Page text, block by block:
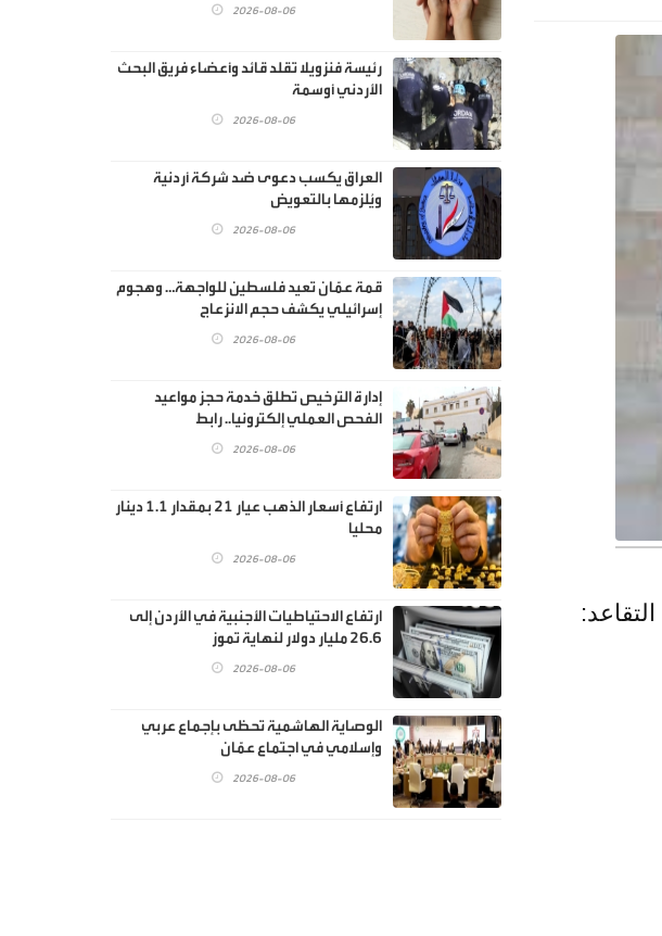
2026-08-06
رئيسة فنزويلا تقلد قائد وأعضاء فريق البحث
الأردني أوسمة
2026-08-06
العراق يكسب دعوى ضد شركة أردنية
ويُلزمها بالتعويض
2026-08-06
قمة عمّان تعيد فلسطين للواجهة… وهجوم
إسرائيلي يكشف حجم الانزعاج
2026-08-06
إدارة الترخيص تطلق خدمة حجز مواعيد
الفحص العملي إلكترونيا.. رابط
2026-08-06
ارتفاع أسعار الذهب عيار 21 بمقدار 1.1 دينار
محليا
2026-08-06
ارتفاع الاحتياطيات الأجنبية في الأردن إلى
26.6 مليار دولار لنهاية تموز
2026-08-06
الوصاية الهاشمية تحظى بإجماع عربي
وإسلامي في اجتماع عمّان
2026-08-06